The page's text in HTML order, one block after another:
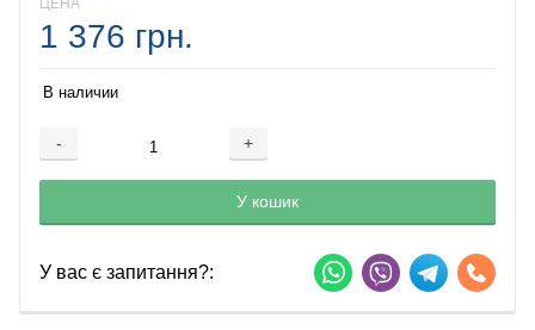
ЦЕНА
1 376 грн.
В наличии
- +
Добавляется...
У кошик
Добавлен
У вас є запитання?: